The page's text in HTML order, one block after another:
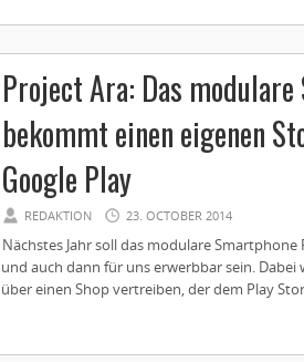
Project Ara: Das
bekommt einen eigenen
Google Play
REDAKTION 23. OCTOBER 2014
Nächstes Jahr soll das modulare
und auch dann für uns erwerbbar sein. Dabei
über einen Shop vertreiben, der dem Play